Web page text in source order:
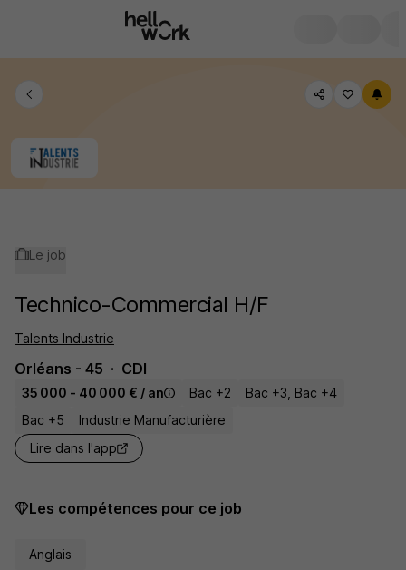
Le job
Technico-Commercial H/F
Talents Industrie
Orléans - 45 CDI
35 000 - 40 000 € / an Bac +2
Bac +3, Bac +4
Bac +5
Industrie Manufacturière
Lire dans l'app
Les compétences pour ce job
Anglais